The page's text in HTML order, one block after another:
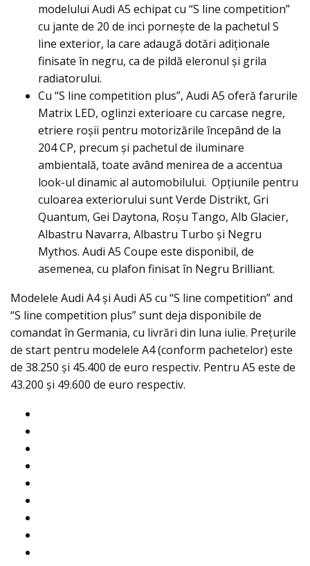
modelului Audi A5 echipat cu “S line competition”
cu jante de 20 de inci pornește de la pachetul S
line exterior, la care adaugă dotări adiționale
finisate în negru, ca de pildă eleronul și grila
radiatorului.
Cu “S line competition plus”, Audi A5 oferă farurile
Matrix LED, oglinzi exterioare cu carcase negre,
etriere roșii pentru motorizările începând de la
204 CP, precum și pachetul de iluminare
ambientală, toate având menirea de a accentua
look-ul dinamic al automobilului. Opțiunile pentru
culoarea exteriorului sunt Verde Distrikt, Gri
Quantum, Gei Daytona, Roșu Tango, Alb Glacier,
Albastru Navarra, Albastru Turbo și Negru
Mythos. Audi A5 Coupe este disponibil, de
asemenea, cu plafon finisat în Negru Brilliant.
Modelele Audi A4 și Audi A5 cu “S line competition” and
“S line competition plus” sunt deja disponibile de
comandat în Germania, cu livrări din luna iulie. Prețurile
de start pentru modelele A4 (conform pachetelor) este
de 38.250 și 45.400 de euro respectiv. Pentru A5 este de
43.200 și 49.600 de euro respectiv.